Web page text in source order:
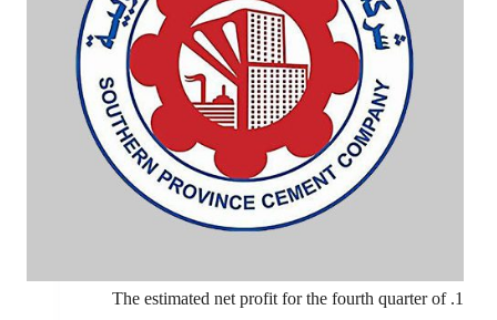
1. The estimated net profit for the fourth quarter of